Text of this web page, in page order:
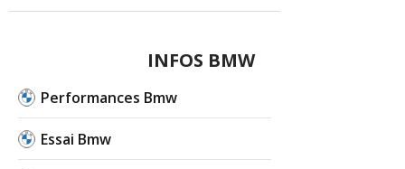
INFOS BMW
Performances Bmw
Essai Bmw